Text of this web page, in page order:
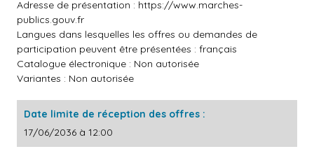
Adresse de présentation : https://www.marches-
publics.gouv.fr
Langues dans lesquelles les offres ou demandes de
participation peuvent être présentées : français
Catalogue électronique : Non autorisée
Variantes : Non autorisée
Date limite de réception des offres :
17/06/2036 à 12:00